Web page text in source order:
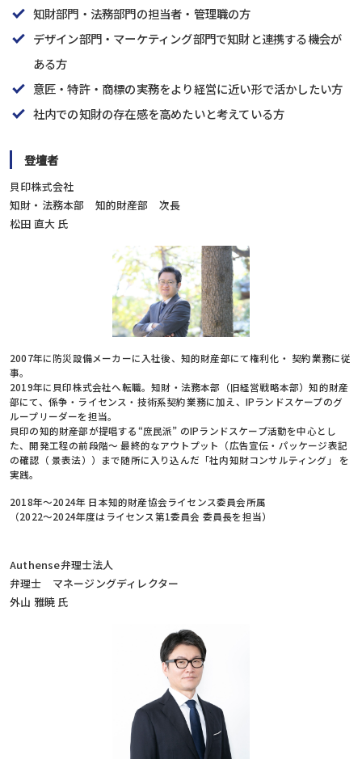
知財部門・法務部門の担当者・管理職の方
デザイン部門・マーケティング部門で知財と連携する機会が
ある方
意匠・特許・商標の実務をより経営に近い形で活かしたい方
社内での知財の存在感を高めたいと考えている方
登壇者
貝印株式会社
知財・法務本部 知的財産部 次長
松田 直大 氏
2007年に防災設備メーカーに入社後、知的財産部にて権利化・ 契約業務に従
事。
2019年に貝印株式会社へ転職。知財・法務本部（旧経営戦略本部）知的財産
部にて、係争・ライセンス・技術系契約業務に加え、IPランドスケープのグ
ループリーダーを担当。
貝印の知的財産部が提唱する“庶民派” のIPランドスケープ活動を中心とし
た、開発工程の前段階～ 最終的なアウトプット（広告宣伝・パッケージ表記
の確認（ 景表法））まで随所に入り込んだ「社内知財コンサルティング」 を
実践。
2018年～2024年 日本知的財産協会ライセンス委員会所属
（2022～2024年度はライセンス第1委員会 委員長を担当）
Authense弁理士法人
弁理士 マネージングディレクター
外山 雅暁 氏